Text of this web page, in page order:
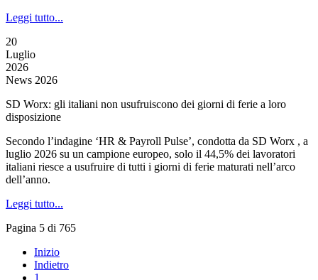
Leggi tutto...
20
Luglio
2026
News 2026
SD Worx: gli italiani non usufruiscono dei giorni di ferie a loro
disposizione
Secondo l’indagine ‘HR & Payroll Pulse’, condotta da SD Worx , a
luglio 2026 su un campione europeo, solo il 44,5% dei lavoratori
italiani riesce a usufruire di tutti i giorni di ferie maturati nell’arco
dell’anno.
Leggi tutto...
Pagina 5 di 765
Inizio
Indietro
1